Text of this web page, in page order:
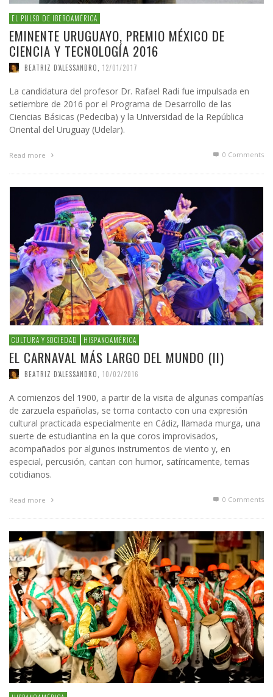
EL PULSO DE IBEROAMÉRICA
EMINENTE URUGUAYO, PREMIO MÉXICO DE
CIENCIA Y TECNOLOGÍA 2016
BEATRIZ D'ALESSANDRO, 12/01/2017
La candidatura del profesor Dr. Rafael Radi fue impulsada en
setiembre de 2016 por el Programa de Desarrollo de las
Ciencias Básicas (Pedeciba) y la Universidad de la República
Oriental del Uruguay (Udelar).
Read more 0 Comments
CULTURA Y SOCIEDAD HISPANOAMÉRICA
EL CARNAVAL MÁS LARGO DEL MUNDO (II)
BEATRIZ D'ALESSANDRO 10/02/2016
A comienzos del 1900, a partir de la visita de algunas compañías
de zarzuela españolas, se toma contacto con una expresión
cultural practicada especialmente en Cádiz, llamada murga, una
suerte de estudiantina en la que coros improvisados,
acompañados por algunos instrumentos de viento y, en
especial, percusión, cantan con humor, satíricamente, temas
cotidianos.
Read more 0 Comments